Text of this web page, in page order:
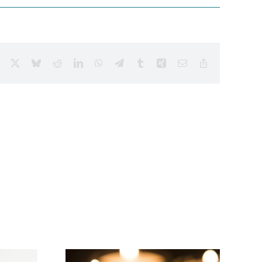
BlueskyRedditLinkedInWhatsApp
TelegramTumblr Xing Email